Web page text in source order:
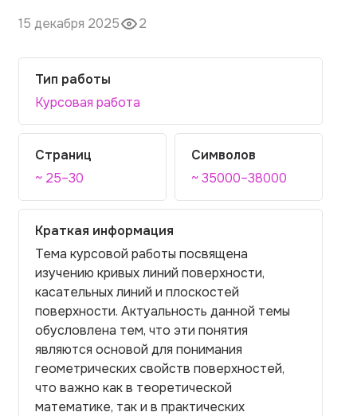
Вопросы и ответы
15 декабря 2025 2
Тип работы
Курсовая работа
Страниц
~ 25–30
Символов
~ 35000–38000
Краткая информация
Тема курсовой работы посвящена
изучению кривых линий поверхности,
касательных линий и плоскостей
поверхности. Актуальность данной темы
обусловлена тем, что эти понятия
являются основой для понимания
геометрических свойств поверхностей,
что важно как в теоретической
математике, так и в практических